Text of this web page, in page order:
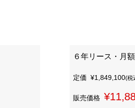
６年リース・月額
定価 ¥1,849,100(税
販売価格